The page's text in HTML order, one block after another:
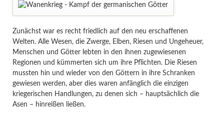
Zunächst war es recht friedlich auf den neu erschaffenen
Welten. Alle Wesen, die Zwerge, Elben, Riesen und Ungeheuer,
Menschen und Götter lebten in den ihnen zugewiesenen
Regionen und kümmerten sich um ihre Pflichten. Die Riesen
mussten hin und wieder von den Göttern in ihre Schranken
gewiesen werden, aber dies waren anfänglich die einzigen
kriegerischen Handlungen, zu denen sich – hauptsächlich die
Asen – hinreißen ließen.